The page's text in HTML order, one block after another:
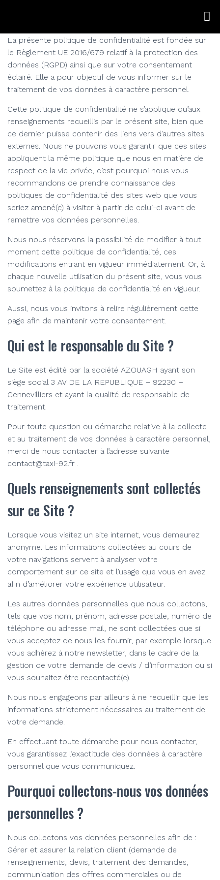
La présente politique de confidentialité est fondée sur
le Règlement UE 2016/679 relatif à la protection des
données (RGPD) ainsi que sur votre consentement
éclairé. Elle a pour objectif de vous informer sur le
traitement de vos données à caractère personnel.
Cette politique de confidentialité ne s’applique qu’aux
renseignements recueillis par le présent site, bien que
ce dernier puisse contenir des liens vers d’autres sites
externes. Nous ne pouvons vous garantir que ces sites
appliquent la même politique que nous en matière de
respect de la vie privée, c’est pourquoi nous vous
recommandons de prendre connaissance des
politiques de confidentialité des sites web que vous
seriez amené(e) à visiter à partir de celui-ci avant de
remettre vos données personnelles.
Nous nous réservons la possibilité de modifier à tout
moment cette politique de confidentialité, ces
modifications entrant en vigueur immédiatement. Or, à
chaque nouvelle utilisation du présent site, vous vous
soumettez à la politique de confidentialité en vigueur.
Aussi, nous vous invitons à relire régulièrement cette
page afin de maintenir votre consentement.
Qui est le responsable du Site ?
Le Site est édité par la société AZOUAGH ayant son
siège social 3 AV DE LA REPUBLIQUE – 92230 –
Gennevilliers et ayant la qualité de responsable de
traitement.
Pour toute question ou démarche relative à la collecte
et au traitement de vos données à caractère personnel,
merci de nous contacter à l’adresse suivante
contact@taxi-92.fr .
Quels renseignements sont collectés
sur ce Site ?
Lorsque vous visitez un site internet, vous demeurez
anonyme. Les informations collectées au cours de
votre navigations servent à analyser votre
comportement sur ce site et l’usage que vous en avez
afin d’améliorer votre expérience utilisateur.
Les autres données personnelles que nous collectons,
tels que vos nom, prénom, adresse postale, numéro de
téléphone ou adresse mail, ne sont collectées que si
vous acceptez de nous les fournir, par exemple lorsque
vous adhérez à notre newsletter, dans le cadre de la
gestion de votre demande de devis / d’information ou si
vous souhaitez être recontacté(e).
Nous nous engageons par ailleurs à ne recueillir que les
informations strictement nécessaires au traitement de
votre demande.
En effectuant toute démarche pour nous contacter,
vous garantissez l’exactitude des données à caractère
personnel que vous communiquez.
Pourquoi collectons-nous vos données
personnelles ?
Nous collectons vos données personnelles afin de :
Gérer et assurer la relation client (demande de
renseignements, devis, traitement des demandes,
communication des offres commerciales ou de